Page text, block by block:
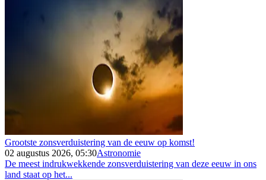
Grootste zonsverduistering van de eeuw op komst!
02 augustus 2026, 05:30Astronomie
De meest indrukwekkende zonsverduistering van deze eeuw in ons
land staat op het...